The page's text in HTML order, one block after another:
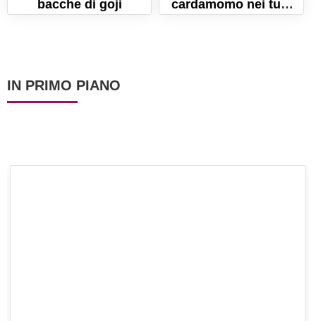
bacche di goji
cardamomo nei tuoi
piatti
IN PRIMO PIANO